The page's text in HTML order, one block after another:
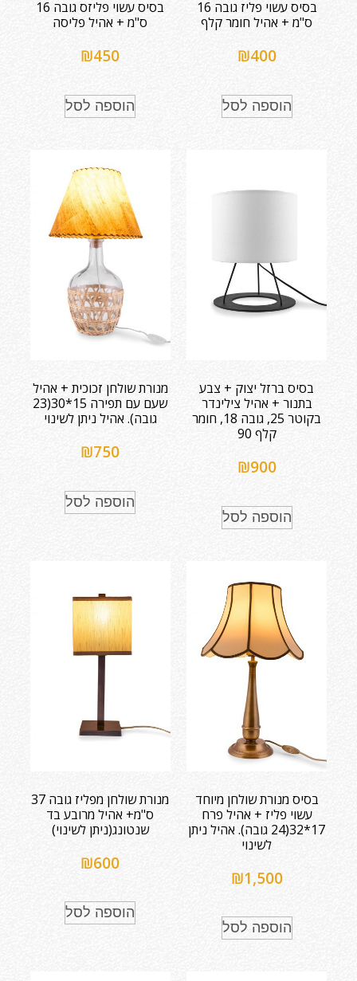
בסיס עשוי פליז גובה 16
ס"מ + אהיל חומר קלף
₪400
הוספה לסל
בסיס עשוי פליזס גובה 16
ס"מ + אהיל פליסה
₪450
הוספה לסל
בסיס ברזל יצוק + צבע
בתנור + אהיל צילינדר
בקוטר 25, גובה 18, חומר
קלף 90
₪900
הוספה לסל
מנורת שולחן זכוכית + אהיל
שעם עם תפירה 15*30(23
גובה). אהיל ניתן לשינוי
₪750
הוספה לסל
בסיס מנורת שולחן מיוחד
עשוי פליז + אהיל פרח
17*32(24 גובה). אהיל ניתן
לשינוי
₪1,500
הוספה לסל
מנורת שולחן מפליז גובה 37
ס"מ+ אהיל מרובע בד
שנטונג(ניתן לשינוי)
₪600
הוספה לסל